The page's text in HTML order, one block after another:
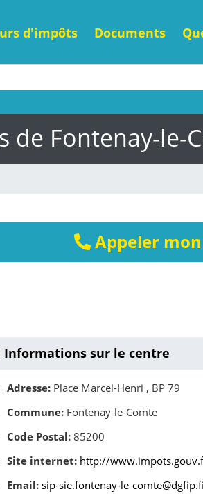
d'impôts Documents
de Fontenay-le-
Appeler
Informations sur le centre
Adresse: Place Marcel-Henri , BP 79
Commune: Fontenay-le-Comte
Code Postal: 85200
Site internet: http://
Email: sip-sie.fontenay-le-